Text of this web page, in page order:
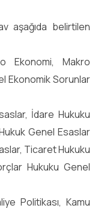
aşağıda belirtilen
Ekonomi, Makro
Ekonomik Sorunlar
İdare Hukuku
Genel Esaslar
Ticaret Hukuku
Hukuku Genel
Politikası, Kamu